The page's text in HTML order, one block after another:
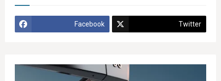
Facebook Twitter